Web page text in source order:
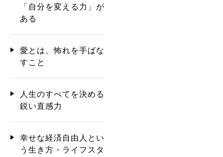
「自分を変える力」が
ある
愛とは、怖れを手ばな
すこと
人生のすべてを決める
鋭い直感力
幸せな経済自由人とい
う生き方・ライフスタ